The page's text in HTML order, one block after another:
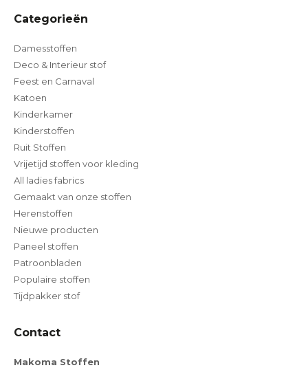
Categorieën
Damesstoffen
Deco & Interieur stof
Feest en Carnaval
Katoen
Kinderkamer
Kinderstoffen
Ruit Stoffen
Vrijetijd stoffen voor kleding
All ladies fabrics
Gemaakt van onze stoffen
Herenstoffen
Nieuwe producten
Paneel stoffen
Patroonbladen
Populaire stoffen
Tijdpakker stof
Contact
Makoma Stoffen